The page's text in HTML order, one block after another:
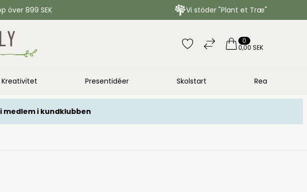
över 899 SEK Vi stöder "Plant et Træ"
0
0,00 SEK
Kreativitet Presentidéer Skolstart Rea
medlem i kundklubben